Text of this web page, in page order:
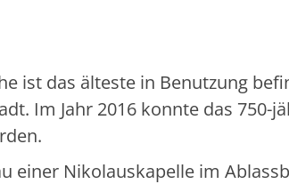
ist das älteste in Benutzung
Im Jahr 2016 konnte das 750-
einer Nikolauskapelle im